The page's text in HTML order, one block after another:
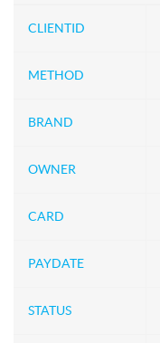
CLIENTID
METHOD
BRAND
OWNER
CARD
PAYDATE
STATUS